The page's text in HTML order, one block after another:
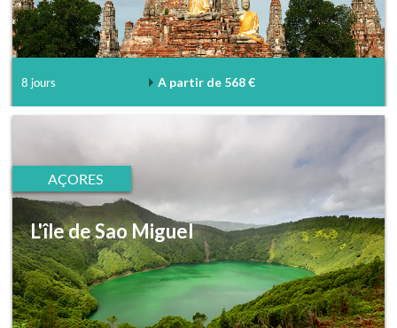
8 jours A partir de 568 €
AÇORES
L'île de Sao Miguel